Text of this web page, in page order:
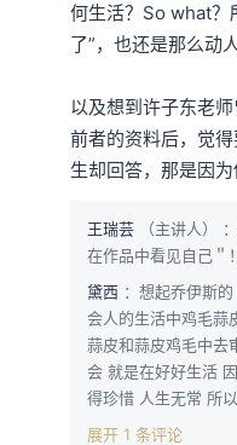
何生活？So what？
了”，也还是那么动人
以及想到许子东老
前者的资料后，觉
生却回答，那是因为
王瑞芸 （主讲人）
在作品中看见自己＂！
黛西 ：想起乔伊斯
会人的生活中鸡毛蒜
蒜皮和蒜皮鸡毛中去
会 就是在好好生活
得珍惜 人生无常 所
展开 1 条评论